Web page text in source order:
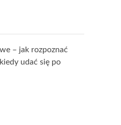
– jak rozpoznać
udać się po